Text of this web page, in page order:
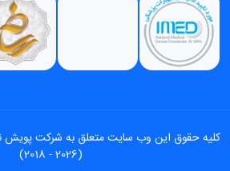
کلیه حقوق این وب سایت متعلق به شرکت پویش
(2026 - 2018)